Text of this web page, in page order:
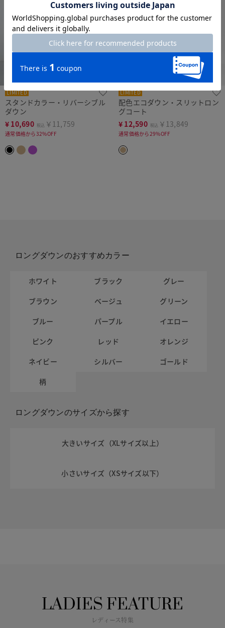
LIMITED
スタンドカラー・リバーシブル
ダウン
¥ 10,690 税込 ￥11,759
通常価格から32%OFF
LIMITED
配色エコダウン・スリットロン
グコート
¥ 12,590 税込 ￥13,849
通常価格から29%OFF
ロングダウンのおすすめカラー
ホワイト ブラック
グレー
ブラウン
ベージュ
グリーン
ブルー
パープル
イエロー
ピンク
レッド
オレンジ
ネイビー
シルバー
ゴールド
柄
ロングダウンのサイズから探す
大きいサイズ（XLサイズ以上）
小さいサイズ（XSサイズ以下）
LADIES FEATURE
レディース特集